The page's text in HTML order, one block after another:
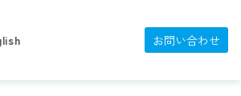
お問い合わせ